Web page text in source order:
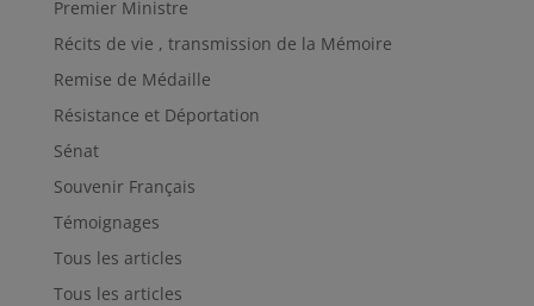
Premier Ministre
Récits de vie , transmission de la Mémoire
Remise de Médaille
Résistance et Déportation
Sénat
Souvenir Français
Témoignages
Tous les articles
Tous les articles